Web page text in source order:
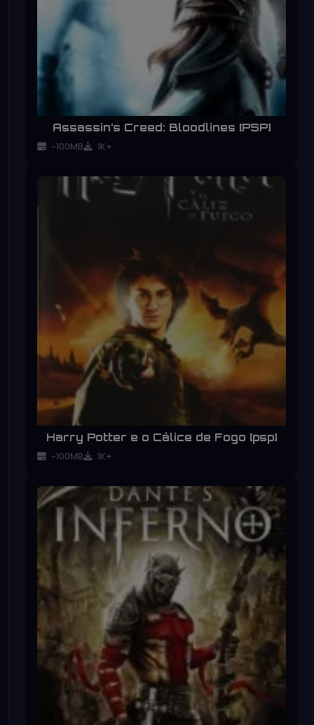
Assassin’s Creed: Bloodlines [PSP]
~100MB 1K+
Harry Potter e o Cálice de Fogo [psp]
~100MB 1K+